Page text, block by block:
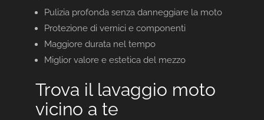
Pulizia profonda senza danneggiare la moto
Protezione di vernici e componenti
Maggiore durata nel tempo
Miglior valore e estetica del mezzo
Trova il lavaggio moto
vicino a te